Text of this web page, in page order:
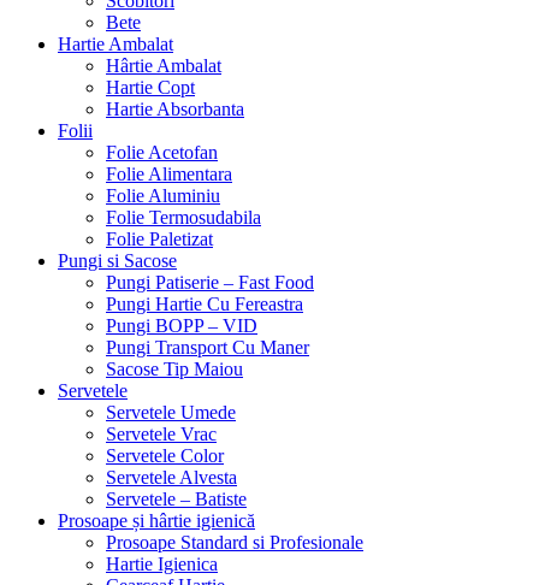
Bete
Hartie Ambalat
Hârtie Ambalat
Hartie Copt
Hartie Absorbanta
Folii
Folie Acetofan
Folie Alimentara
Folie Aluminiu
Folie Termosudabila
Folie Paletizat
Pungi si Sacose
Pungi Patiserie – Fast Food
Pungi Hartie Cu Fereastra
Pungi BOPP – VID
Pungi Transport Cu Maner
Sacose Tip Maiou
Servetele
Servetele Umede
Servetele Vrac
Servetele Color
Servetele Alvesta
Servetele – Batiste
Prosoape și hârtie igienică
Prosoape Standard si Profesionale
Hartie Igienica